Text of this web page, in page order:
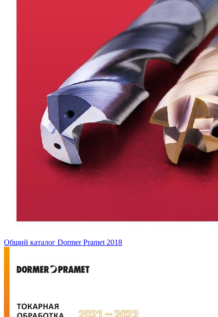
Общий каталог Dormer Pramet 2018